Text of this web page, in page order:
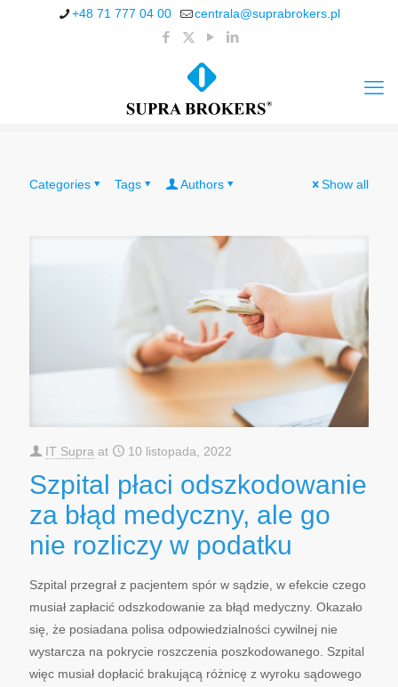
+48 71 777 04 00 centrala@suprabrokers.pl
Categories Tags Authors Show all
IT Supra at 10 listopada, 2022
Szpital płaci odszkodowanie
za błąd medyczny, ale go
nie rozliczy w podatku
Szpital przegrał z pacjentem spór w sądzie, w efekcie czego
musiał zapłacić odszkodowanie za błąd medyczny. Okazało
się, że posiadana polisa odpowiedzialności cywilnej nie
wystarcza na pokrycie roszczenia poszkodowanego. Szpital
więc musiał dopłacić brakującą różnicę z wyroku sądowego